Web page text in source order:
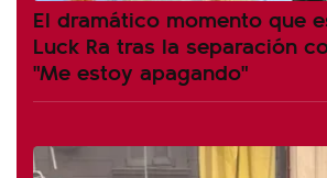
El dramático momento que
Luck Ra tras la separación
"Me estoy apagando"